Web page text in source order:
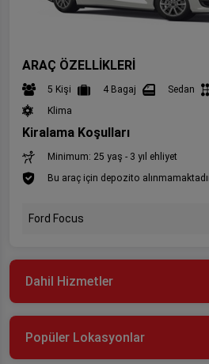
ARAÇ ÖZELLİKLERİ
5 Kişi 4 Bagaj Sedan
Klima
Kiralama Koşulları
Minimum: 25 yaş - 3 yıl ehliyet
Bu araç için depozito
Ford Focus
Dahil Hizmetler
Popüler Lokasyonlar